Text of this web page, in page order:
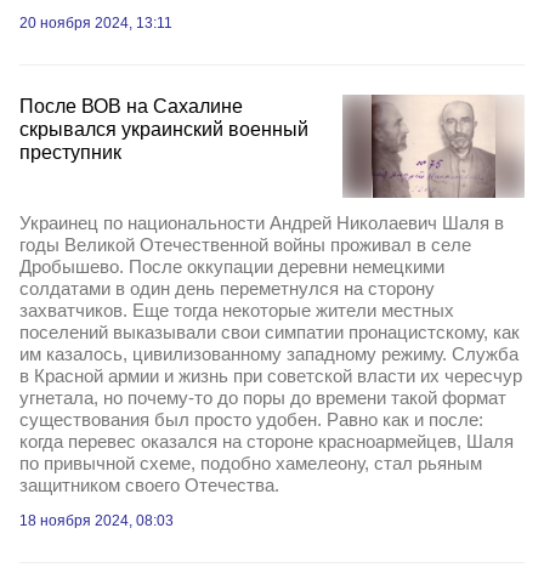
20 ноября 2024, 13:11
После ВОВ на Сахалине
скрывался украинский военный
преступник
Украинец по национальности Андрей Николаевич Шаля в
годы Великой Отечественной войны проживал в селе
Дробышево. После оккупации деревни немецкими
солдатами в один день переметнулся на сторону
захватчиков. Еще тогда некоторые жители местных
поселений выказывали свои симпатии пронацистскому, как
им казалось, цивилизованному западному режиму. Служба
в Красной армии и жизнь при советской власти их чересчур
угнетала, но почему-то до поры до времени такой формат
существования был просто удобен. Равно как и после:
когда перевес оказался на стороне красноармейцев, Шаля
по привычной схеме, подобно хамелеону, стал рьяным
защитником своего Отечества.
18 ноября 2024, 08:03